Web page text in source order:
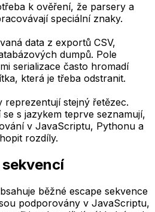
k ověření, že parsery a
speciální znaky.
data z exportů CSV,
dumpů. Pole
serializace často hromadí
která je třeba odstranit.
reprezentují stejný řetězec.
s jazykem teprve seznamují,
v JavaScriptu, Pythonu a
rozdíly.
běžné escape sekvence
podporovány v JavaScriptu,